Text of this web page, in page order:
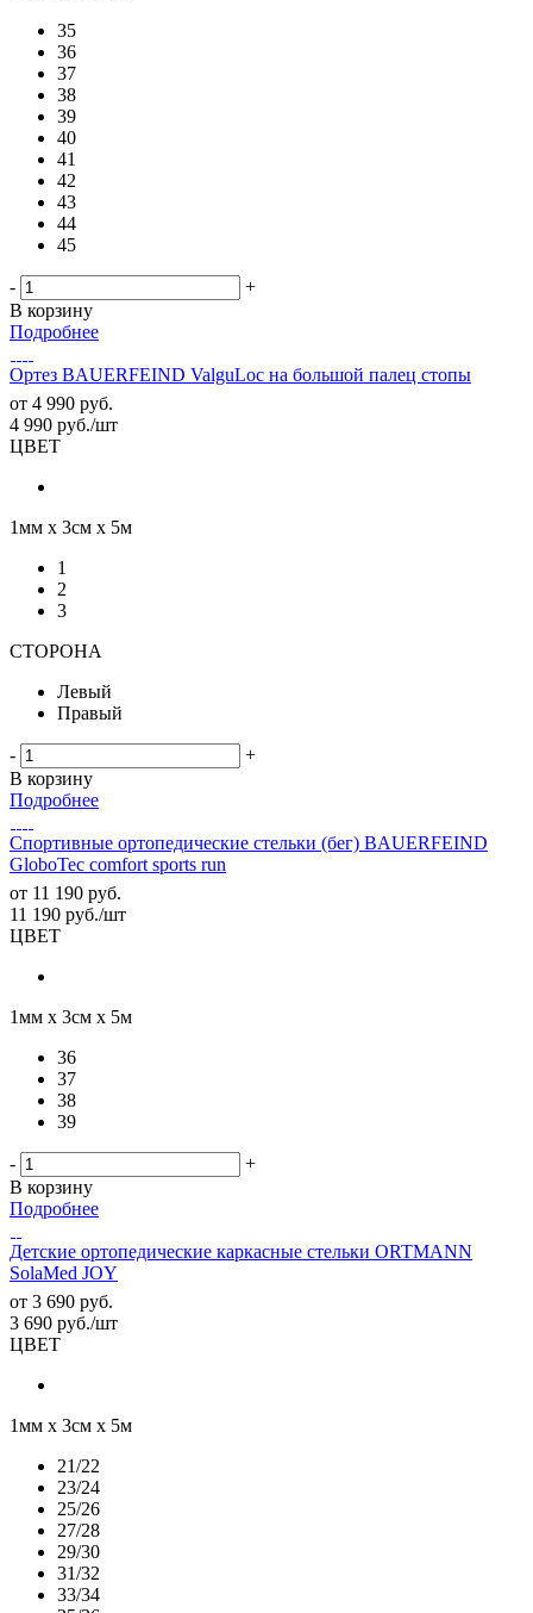
35
36
37
38
39
40
41
42
43
44
45
-
+
В корзину
Подробнее
Ортез BAUERFEIND ValguLoc на большой палец стопы
от 4 990 руб.
4 990 руб./шт
ЦВЕТ
1мм х 3см х 5м
1
2
3
СТОРОНА
Левый
Правый
-
+
В корзину
Подробнее
Спортивные ортопедические стельки (бег) BAUERFEIND
GloboTec comfort sports run
от 11 190 руб.
11 190 руб./шт
ЦВЕТ
1мм х 3см х 5м
36
37
38
39
-
+
В корзину
Подробнее
Детские ортопедические каркасные стельки ORTMANN
SolaMed JOY
от 3 690 руб.
3 690 руб./шт
ЦВЕТ
1мм х 3см х 5м
21/22
23/24
25/26
27/28
29/30
31/32
33/34